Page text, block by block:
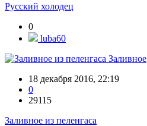
Русский холодец
0
luba60
Заливное
18 декабря 2016, 22:19
0
29115
Заливное из пеленгаса